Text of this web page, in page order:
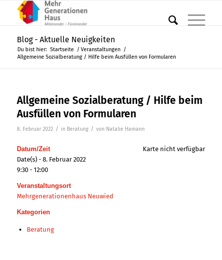
Blog - Aktuelle Neuigkeiten
Du bist hier: Startseite / Veranstaltungen /
Allgemeine Sozialberatung / Hilfe beim Ausfüllen von Formularen
Allgemeine Sozialberatung / Hilfe beim
Ausfüllen von Formularen
8. Februar 2022 / in Beratung / von Natalie Hamann
Karte nicht verfügbar
Datum/Zeit
Date(s) - 8. Februar 2022
9:30 - 12:00
Veranstaltungsort
Mehrgenerationenhaus Neuwied
Kategorien
Beratung